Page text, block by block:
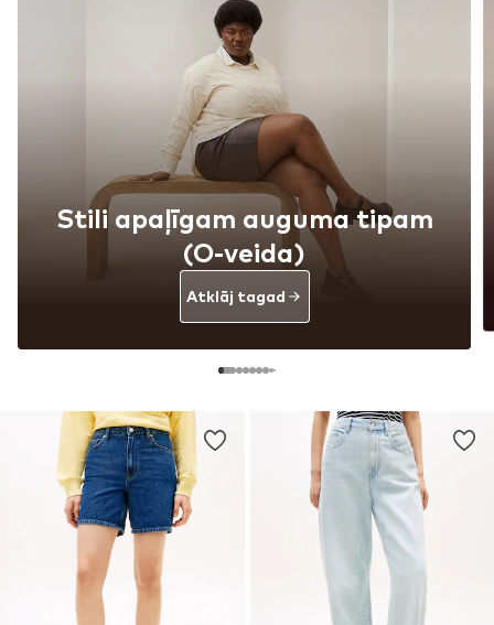
Stili apaļīgam auguma tipam
(O-veida)
Atklāj tagad